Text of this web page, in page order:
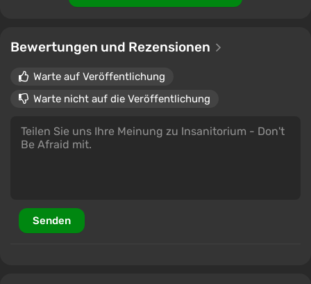
Bewertungen und Rezensionen
Warte auf Veröffentlichung
Warte nicht auf die Veröffentlichung
Senden